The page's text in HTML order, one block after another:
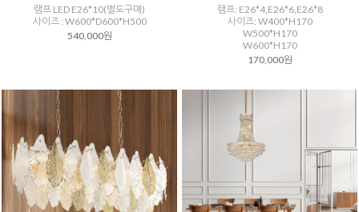
램프 LED E26*10(별도구매)
사이즈 : W600*D600*H500
540,000원
램프: E26*4,E26*6,E26*8
사이즈: W400*H170
W500*H170
W600*H170
170,000원